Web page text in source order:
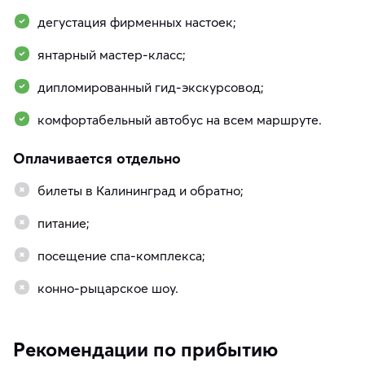
дегустация фирменных настоек;
янтарный мастер-класс;
дипломированный гид-экскурсовод;
комфортабельный автобус на всем маршруте.
Оплачивается отдельно
билеты в Калининград и обратно;
питание;
посещение спа-комплекса;
конно-рыцарское шоу.
Рекомендации по прибытию